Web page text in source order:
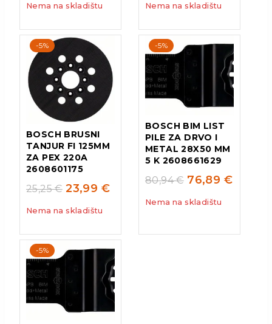
Nema na skladištu Nema na skladištu
-5%
BOSCH BRUSNI
TANJUR FI 125MM
ZA PEX 220A
2608601175
25,25€ 23,99 €
Nema na skladištu
-5%
BOSCH BIM LIST
PILE ZA DRVO I
METAL 28X50 MM
5 K 2608661629
80,94€ 76,89 €
Nema na skladištu
-5%